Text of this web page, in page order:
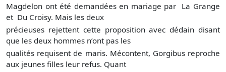
Magdelon ont été demandées en mariage par La Grange
et Du Croisy. Mais les deux
précieuses rejettent cette proposition avec dédain disant
que les deux hommes n’ont pas les
qualités requisent de maris. Mécontent, Gorgibus reproche
aux jeunes filles leur refus. Quant